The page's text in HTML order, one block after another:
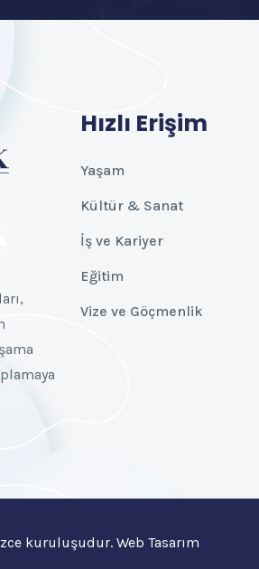
Hızlı Erişim
Yaşam
Kültür & Sanat
İş ve Kariyer
Eğitim
Vize ve Göçmenlik
kuruluşudur. Web Tasarım